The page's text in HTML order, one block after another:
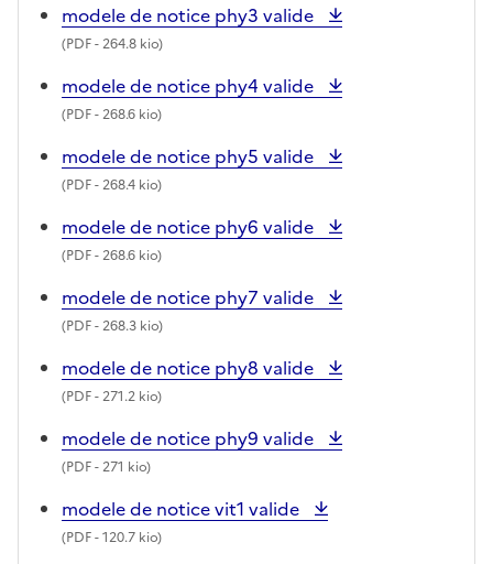
modele de notice phy3 valide
(PDF- 264.8 kio)
modele de notice phy4 valide
(PDF- 268.6 kio)
modele de notice phy5 valide
(PDF- 268.4 kio)
modele de notice phy6 valide
(PDF- 268.6 kio)
modele de notice phy7 valide
(PDF- 268.3 kio)
modele de notice phy8 valide
(PDF- 271.2 kio)
modele de notice phy9 valide
(PDF- 271 kio)
modele de notice vit1 valide
(PDF- 120.7 kio)